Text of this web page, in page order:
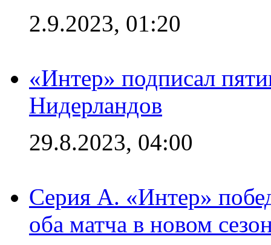
2.9.2023, 01:20
«Интер» подписал
Нидерландов
29.8.2023, 04:00
Серия А. «Интер»
оба матча в новом